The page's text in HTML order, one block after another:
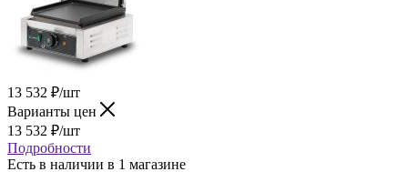
13 532 ₽/шт
Варианты цен
13 532 ₽/шт
Подробности
Есть в наличии в 1 магазине